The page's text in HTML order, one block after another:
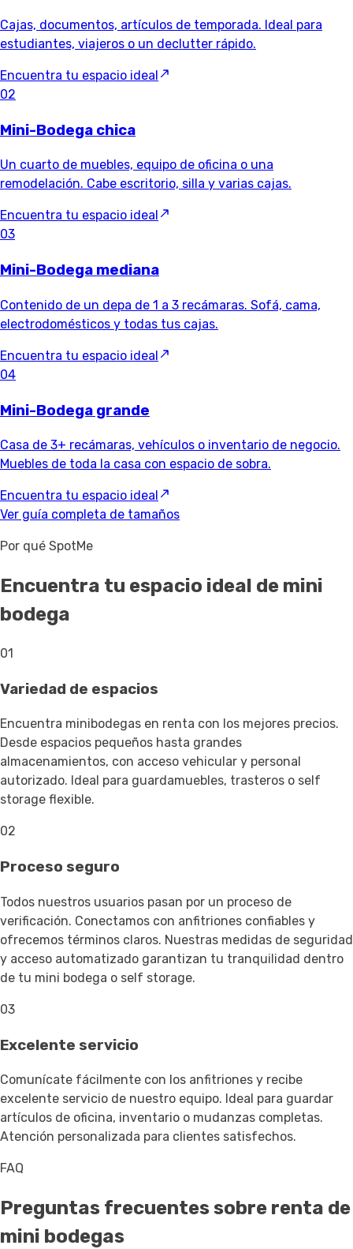
Cajas, documentos, artículos de temporada. Ideal para
estudiantes, viajeros o un declutter rápido.
Encuentra tu espacio ideal
02
Mini-Bodega chica
Un cuarto de muebles, equipo de oficina o una
remodelación. Cabe escritorio, silla y varias cajas.
Encuentra tu espacio ideal
03
Mini-Bodega mediana
Contenido de un depa de 1 a 3 recámaras. Sofá, cama,
electrodomésticos y todas tus cajas.
Encuentra tu espacio ideal
04
Mini-Bodega grande
Casa de 3+ recámaras, vehículos o inventario de negocio.
Muebles de toda la casa con espacio de sobra.
Encuentra tu espacio ideal
Ver guía completa de tamaños
Por qué SpotMe
Encuentra tu espacio ideal de mini
bodega
01
Variedad de espacios
Encuentra minibodegas en renta con los mejores precios.
Desde espacios pequeños hasta grandes
almacenamientos, con acceso vehicular y personal
autorizado. Ideal para guardamuebles, trasteros o self
storage flexible.
02
Proceso seguro
Todos nuestros usuarios pasan por un proceso de
verificación. Conectamos con anfitriones confiables y
ofrecemos términos claros. Nuestras medidas de seguridad
y acceso automatizado garantizan tu tranquilidad dentro
de tu mini bodega o self storage.
03
Excelente servicio
Comunícate fácilmente con los anfitriones y recibe
excelente servicio de nuestro equipo. Ideal para guardar
artículos de oficina, inventario o mudanzas completas.
Atención personalizada para clientes satisfechos.
FAQ
Preguntas frecuentes sobre renta de
mini bodegas